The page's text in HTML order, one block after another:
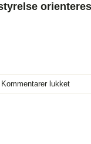
Kommentarer lukkettil